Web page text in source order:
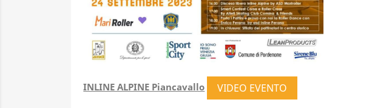
INLINE ALPINE Piancavallo VIDEO EVENTO